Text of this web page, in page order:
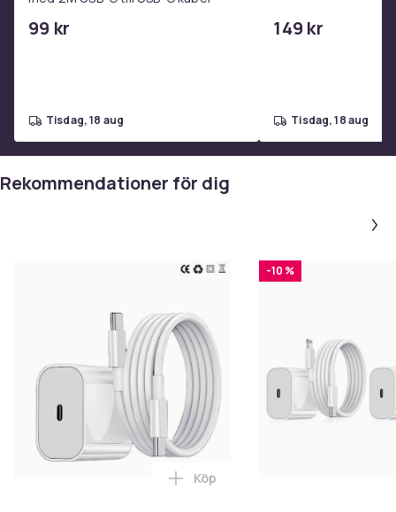
99 kr
tisdag, 18 aug
149 kr
tisdag, 18 aug
Rekommendationer för dig
Köp
-10 %